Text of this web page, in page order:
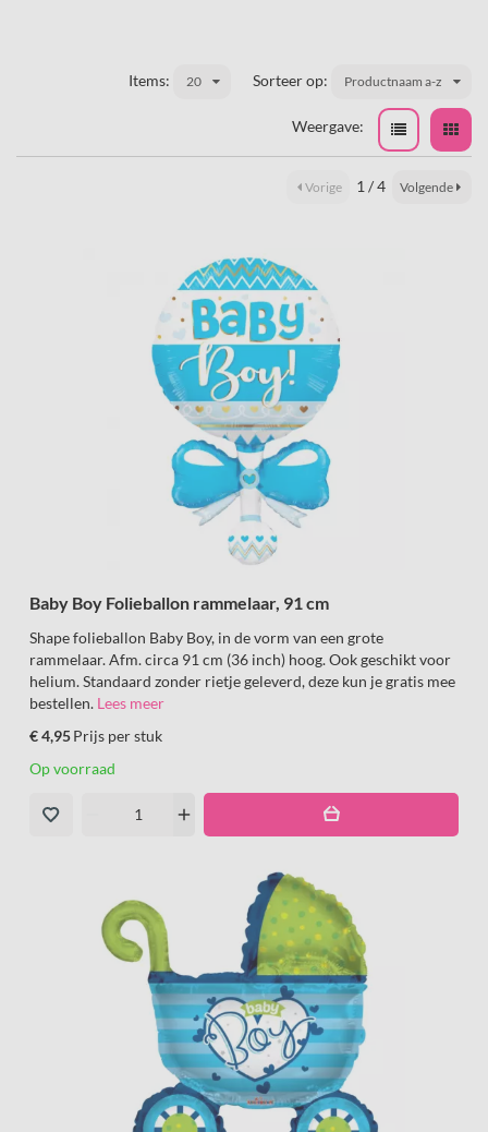
Sorteer op: Productnaam a-z
Items: 20
Weergave:
Vorige 1 / 4 Volgende
Baby Boy Folieballon rammelaar, 91 cm
Shape folieballon Baby Boy, in de vorm van een grote
rammelaar. Afm. circa 91 cm (36 inch) hoog. Ook geschikt voor
helium. Standaard zonder rietje geleverd, deze kun je gratis mee
bestellen. Lees meer
€ 4,95Prijs per stuk
Op voorraad
add